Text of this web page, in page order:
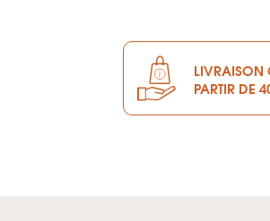
LIVRAISON
PARTIR DE